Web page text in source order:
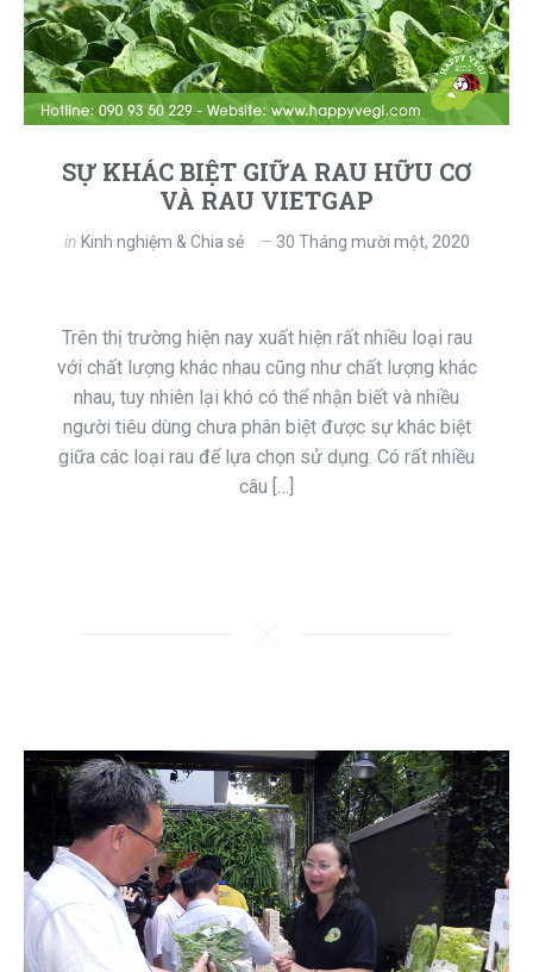
SỰ KHÁC BIỆT GIỮA RAU HỮU CƠ
VÀ RAU VIETGAP
in Kinh nghiệm & Chia sẻ 30 Tháng mười một, 2020
Trên thị trường hiện nay xuất hiện rất nhiều loại rau
với chất lượng khác nhau cũng như chất lượng khác
nhau, tuy nhiên lại khó có thể nhận biết và nhiều
người tiêu dùng chưa phân biệt được sự khác biệt
giữa các loại rau để lựa chọn sử dụng. Có rất nhiều
câu […]